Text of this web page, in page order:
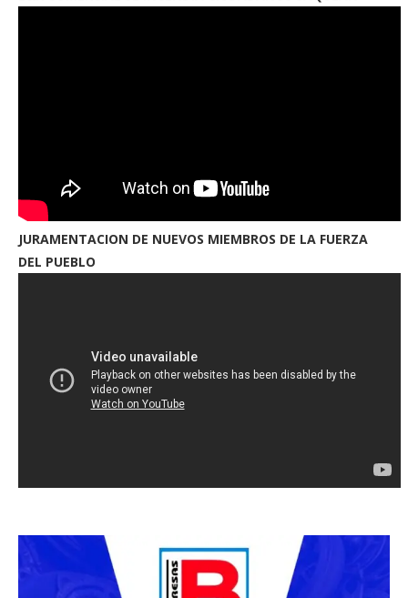
JURAMENTACION DE NUEVOS MIEMBROS DE LA FUERZA
DEL PUEBLO